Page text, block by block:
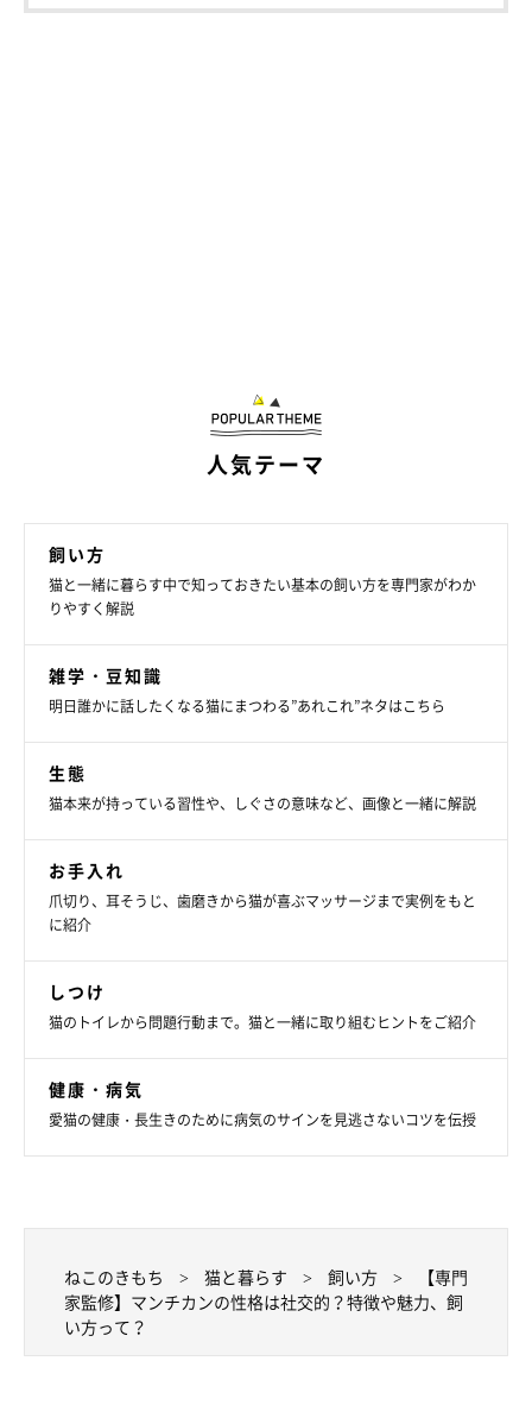
尿石症（ストルバイトおよびシュウ酸カルシウム）
石が形成され、血尿や膀胱炎の原因になるものです。
マンチカンの最大の特徴は短い足！細くやわ
一目見たら忘れない、ユニークな体の特徴をもつマンチカン。具
短い足が大きな特徴
マンチカンの外見上の特徴といえば、やはり短い足。一般的な猫
とはあまりにも違うため、健康上に問題がないか注視されたこと
人気テーマ
飼い方
猫と一緒に暮らす中で知っておきたい基本の飼い方を専門家がわか
りやすく解説
雑学・豆知識
明日誰かに話したくなる猫にまつわる”あれこれ”ネタはこちら
生態
猫本来が持っている習性や、しぐさの意味など、画像と一緒に解説
お手入れ
爪切り、耳そうじ、歯磨きから猫が喜ぶマッサージまで実例をもと
に紹介
しつけ
猫のトイレから問題行動まで。猫と一緒に取り組むヒントをご紹介
健康・病気
愛猫の健康・長生きのために病気のサインを見逃さないコツを伝授
ねこのきもち 猫と暮らす 飼い方
【専門
家監修】マンチカンの性格は社交的？特徴や魅力、飼
い方って？